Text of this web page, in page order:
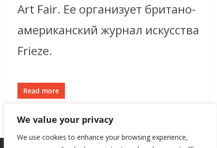
We value your privacy
We use cookies to enhance your browsing experience,
Art Fair. Ее организует британо-
американский журнал искусства
Frieze.
Read more